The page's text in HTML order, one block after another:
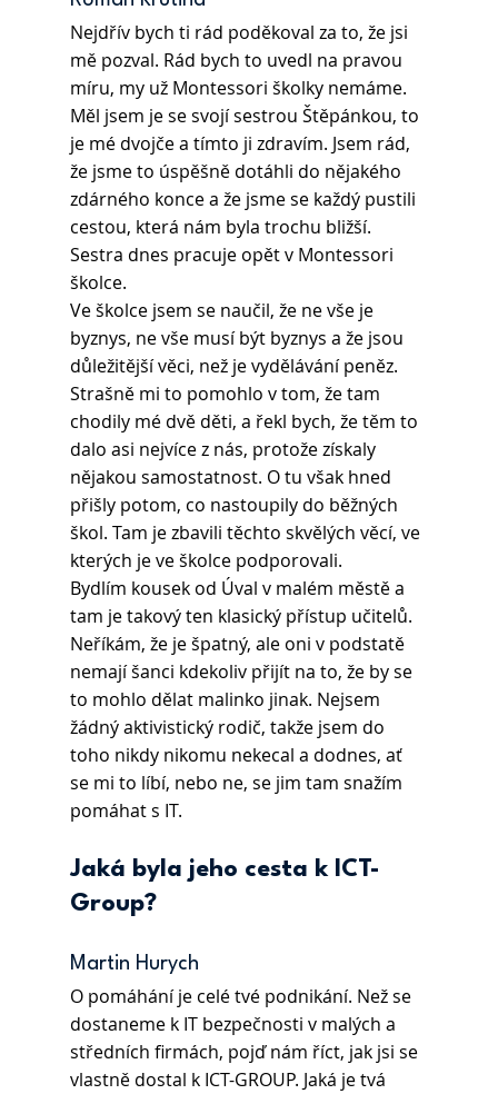
Nejdřív bych ti rád poděkoval za to, že jsi
mě pozval. Rád bych to uvedl na pravou
míru, my už Montessori školky nemáme.
Měl jsem je se svojí sestrou Štěpánkou, to
je mé dvojče a tímto ji zdravím. Jsem rád,
že jsme to úspěšně dotáhli do nějakého
zdárného konce a že jsme se každý pustili
cestou, která nám byla trochu bližší.
Sestra dnes pracuje opět v Montessori
školce.
Ve školce jsem se naučil, že ne vše je
byznys, ne vše musí být byznys a že jsou
důležitější věci, než je vydělávání peněz.
Strašně mi to pomohlo v tom, že tam
chodily mé dvě děti, a řekl bych, že těm to
dalo asi nejvíce z nás, protože získaly
nějakou samostatnost. O tu však hned
přišly potom, co nastoupily do běžných
škol. Tam je zbavili těchto skvělých věcí, ve
kterých je ve školce podporovali.
Bydlím kousek od Úval v malém městě a
tam je takový ten klasický přístup učitelů.
Neříkám, že je špatný, ale oni v podstatě
nemají šanci kdekoliv přijít na to, že by se
to mohlo dělat malinko jinak. Nejsem
žádný aktivistický rodič, takže jsem do
toho nikdy nikomu nekecal a dodnes, ať
se mi to líbí, nebo ne, se jim tam snažím
pomáhat s IT.
Jaká byla jeho cesta k ICT-
Group?
Martin Hurych
O pomáhání je celé tvé podnikání. Než se
dostaneme k IT bezpečnosti v malých a
středních firmách, pojď nám říct, jak jsi se
vlastně dostal k ICT-GROUP. Jaká je tvá